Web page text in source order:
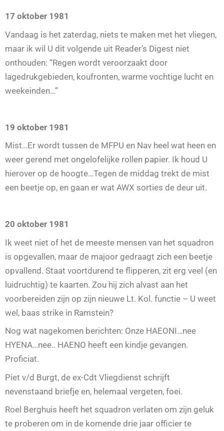
17 oktober 1981
Vandaag is het zaterdag, niets te maken met het vliegen,
maar ik wil U dit volgende uit Reader’s Digest niet
onthouden: “Regen wordt veroorzaakt door
lagedrukgebieden, koufronten, warme vochtige lucht en
weekeinden…”
19 oktober 1981
Mist…Er wordt tussen de MFPU en Nav heel wat heen en
weer gerend met ongelofelijke rollen papier. Ik houd U
hierover op de hoogte…Tegen de middag trekt de mist
een beetje op, en gaan er wat AWX sorties de deur uit.
20 oktober 1981
Ik weet niet of het de meeste mensen van het squadron
is opgevallen, maar de majoor gedraagt zich een beetje
opvallend. Staat voortdurend te flipperen, zit erg veel (en
luidruchtig) te kaarten. Zou hij zich alvast aan het
voorbereiden zijn op zijn nieuwe Lt. Kol. functie – U weet
wel, baas strike in Ramstein?
Nog wat nagekomen berichten: Onze HAEONI…nee
HYENA…nee.. HAENO heeft een kindje gevangen.
Proficiat.
Piet v/d Burgt, de ex-Cdt Vliegdienst schrijft
nevenstaand briefje en, helemaal vergeten, foei.
Roel Berghuis heeft het squadron verlaten om zijn geluk
te proberen om in de komende drie jaar officier te